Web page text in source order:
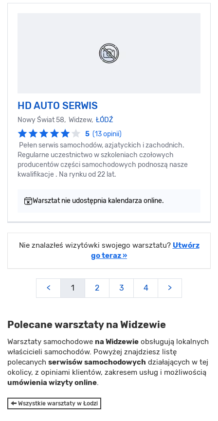
HD AUTO SERWIS
Nowy Świat 58, Widzew, ŁÓDŹ
5 (13 opinii)
Pełen serwis samochodów, azjatyckich i zachodnich.
Regularne uczestnictwo w szkoleniach czołowych
producentów części samochodowych podnoszą nasze
kwalifikacje . Na rynku od 22 lat.
Warsztat nie udostępnia kalendarza online.
Nie znalazłeś wizytówki swojego warsztatu? Utwórz
go teraz »
< 1 2 3 4 >
Polecane warsztaty na Widzewie
Warsztaty samochodowe na Widzewie obsługują lokalnych
właścicieli samochodów. Powyżej znajdziesz listę
polecanych serwisów samochodowych działających w tej
okolicy, z opiniami klientów, zakresem usług i możliwością
umówienia wizyty online.
Wszystkie warsztaty w Łodzi